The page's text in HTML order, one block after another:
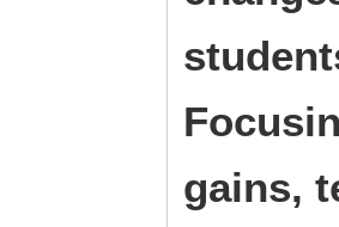
gains,